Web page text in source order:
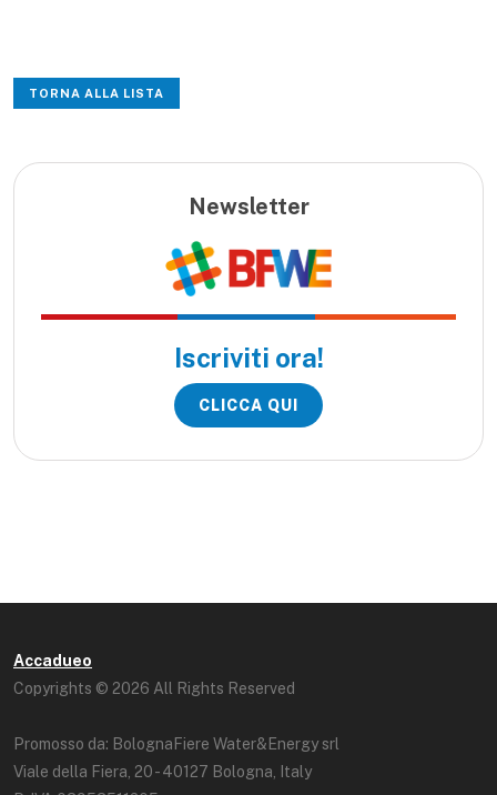
TORNA ALLA LISTA
Newsletter
Iscriviti ora!
CLICCA QUI
Accadueo
Copyrights © 2026 All Rights Reserved
Promosso da: BolognaFiere Water&Energy srl
Viale della Fiera, 20 - 40127 Bologna, Italy